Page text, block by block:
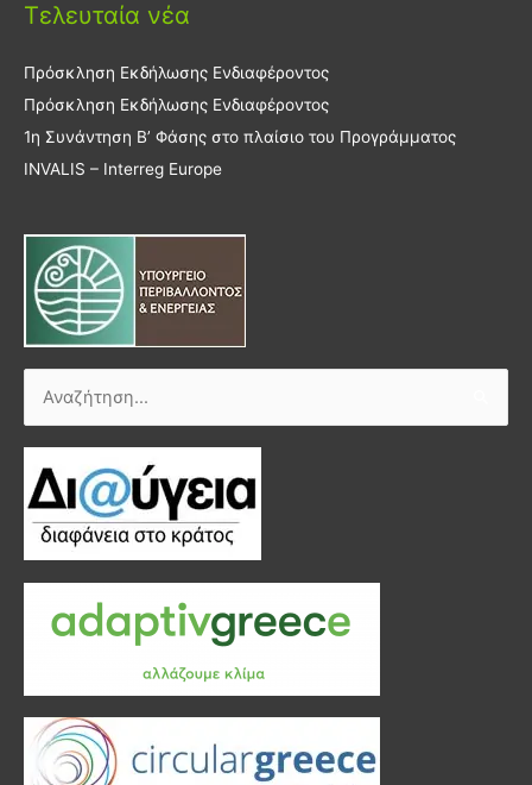
Τελευταία νέα
Πρόσκληση Εκδήλωσης Ενδιαφέροντος
Πρόσκληση Εκδήλωσης Ενδιαφέροντος
1η Συνάντηση Β’ Φάσης στο πλαίσιο του Προγράμματος
INVALIS – Interreg Europe
Αναζήτηση